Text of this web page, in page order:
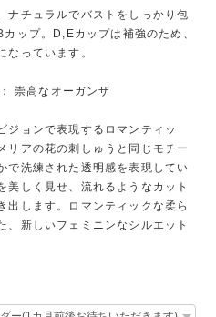
ナチュラルでバストをしっかり包
ップ。D,Eカップは補強のため、
なっています。
崇高なオーガンザ
ジョンで表現するロマンティッ
リアの花の刺しゅうと同じモチー
で洗練された透明感を表現してい
美しく見せ、流れるようなカット
出します。ロマンティックな柔ら
、新しいフェミニンなシルエット